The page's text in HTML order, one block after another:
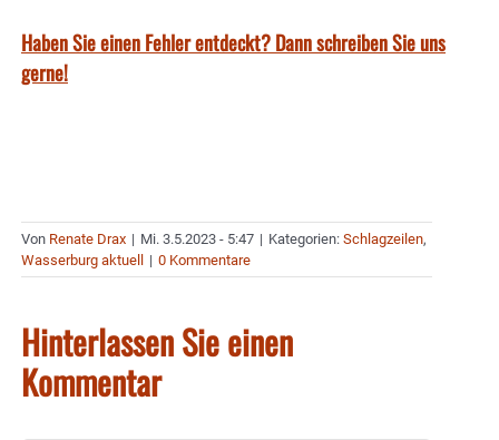
Haben Sie einen Fehler entdeckt? Dann schreiben Sie uns
gerne!
Von Renate Drax | Mi. 3.5.2023 - 5:47 | Kategorien: Schlagzeilen,
Wasserburg aktuell
| 0 Kommentare
Hinterlassen Sie einen
Kommentar